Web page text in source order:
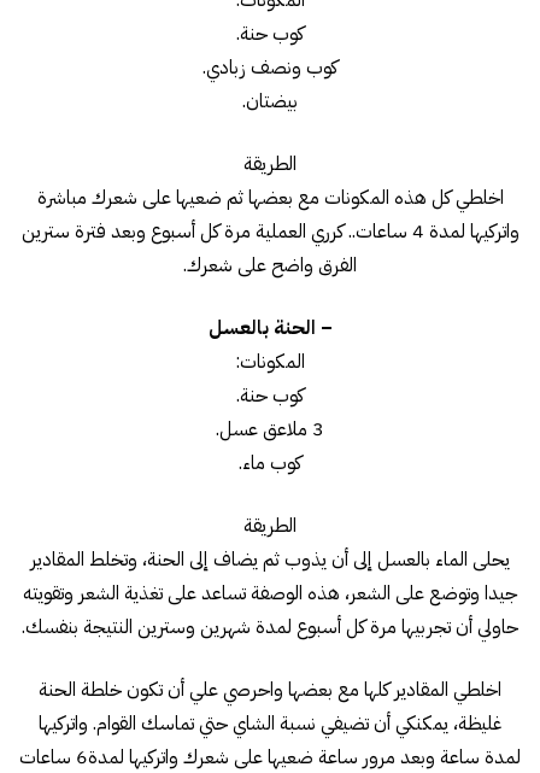
كوب حنة.
كوب ونصف زبادي.
بيضتان.
الطريقة
اخلطي كل هذه المكونات مع بعضها ثم ضعيها على شعرك مباشرة
واتركيها لمدة 4 ساعات.. كرري العملية مرة كل أسبوع وبعد فترة سترين
الفرق واضح على شعرك.
– الحنة بالعسل
المكونات:
كوب حنة.
3 ملاعق عسل.
كوب ماء.
الطريقة
يحلى الماء بالعسل إلى أن يذوب ثم يضاف إلى الحنة، وتخلط المقادير
جيدا وتوضع على الشعر، هذه الوصفة تساعد على تغذية الشعر وتقويته
حاولي أن تجربيها مرة كل أسبوع لمدة شهرين وسترين النتيجة بنفسك.
اخلطي المقادير كلها مع بعضها واحرصي علي أن تكون خلطة الحنة
غليظة، يمكنكي أن تضيفي نسبة الشاي حتي تماسك القوام. واتركيها
لمدة ساعة وبعد مرور ساعة ضعيها على شعرك واتركيها لمدة6 ساعات